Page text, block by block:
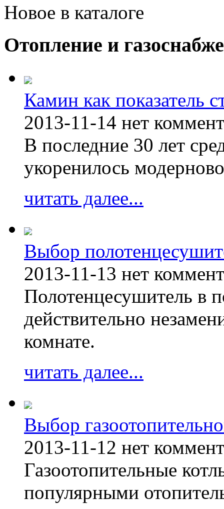
Новое в каталоге
Отопление и
Камин как показатель
2013-11-14 нет
В последние 30 лет
укоренилось
читать далее...
Выбор
2013-11-13 нет
Полотенцесушитель в
действительно
комнате.
читать далее...
Выбор
2013-11-12 нет
Газоотопительные
популярными